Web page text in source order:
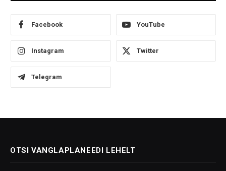
Facebook YouTube
Instagram Twitter
Telegram
OTSI VANGLAPLANEEDI LEHELT